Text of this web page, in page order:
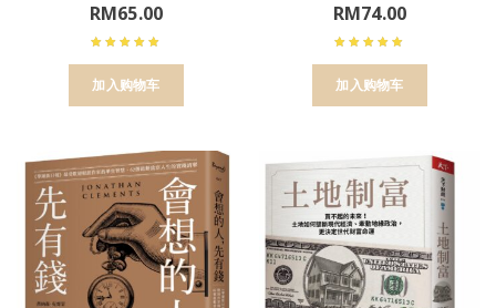
RM65.00
加入购物车
RM74.00
加入购物车